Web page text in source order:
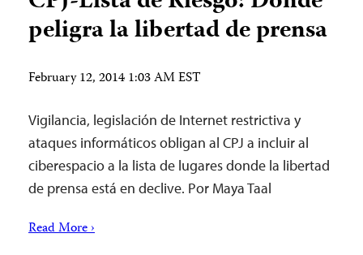
peligra la libertad de prensa
February 12, 2014 1:03 AM EST
Vigilancia, legislación de Internet restrictiva y
ataques informáticos obligan al CPJ a incluir al
ciberespacio a la lista de lugares donde la libertad
de prensa está en declive. Por Maya Taal
Read More ›